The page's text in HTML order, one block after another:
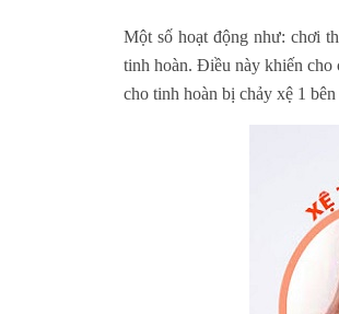
Một số hoạt động như: chơi
tinh hoàn. Điều này khiến cho
cho tinh hoàn bị chảy xệ 1 bên